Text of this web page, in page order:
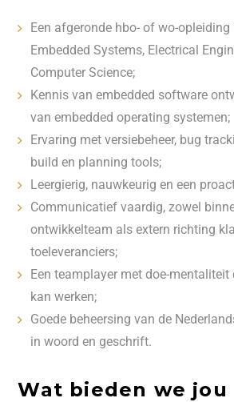
Een afgeronde hbo- of wo-opleiding
Embedded Systems, Electrical
Computer Science;
Kennis van embedded software
van embedded operating systemen;
Ervaring met versiebeheer, bug
build en planning tools;
Leergierig, nauwkeurig en een
Communicatief vaardig, zowel
ontwikkelteam als extern richting
toeleveranciers;
Een teamplayer met doe-
kan werken;
Goede beheersing van de
in woord en geschrift.
Wat bieden we jou